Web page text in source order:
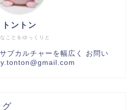
ことをゆっくりと
トントン
ブカルチャーを幅広く お問い